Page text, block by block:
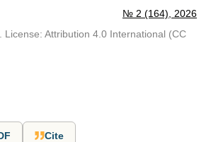
№ 2 (164), 2026
License: Attribution 4.0 International (CC
Cite